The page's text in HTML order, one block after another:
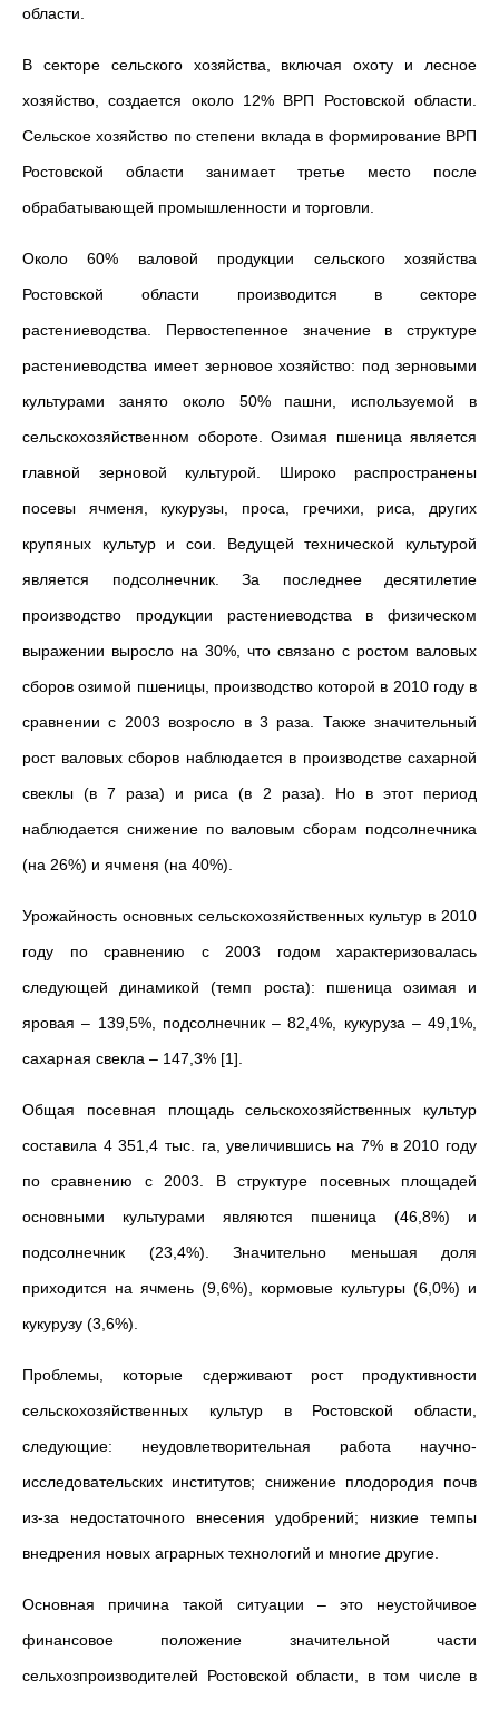
области.
В секторе сельского хозяйства, включая охоту и лесное
хозяйство, создается около 12% ВРП Ростовской области.
Сельское хозяйство по степени вклада в формирование ВРП
Ростовской области занимает третье место после
обрабатывающей промышленности и торговли.
Около 60% валовой продукции сельского хозяйства
Ростовской области производится в секторе
растениеводства. Первостепенное значение в структуре
растениеводства имеет зерновое хозяйство: под зерновыми
культурами занято около 50% пашни, используемой в
сельскохозяйственном обороте. Озимая пшеница является
главной зерновой культурой. Широко распространены
посевы ячменя, кукурузы, проса, гречихи, риса, других
крупяных культур и сои. Ведущей технической культурой
является подсолнечник. За последнее десятилетие
производство продукции растениеводства в физическом
выражении выросло на 30%, что связано с ростом валовых
сборов озимой пшеницы, производство которой в 2010 году в
сравнении с 2003 возросло в 3 раза. Также значительный
рост валовых сборов наблюдается в производстве сахарной
свеклы (в 7 раза) и риса (в 2 раза). Но в этот период
наблюдается снижение по валовым сборам подсолнечника
(на 26%) и ячменя (на 40%).
Урожайность основных сельскохозяйственных культур в 2010
году по сравнению с 2003 годом характеризовалась
следующей динамикой (темп роста): пшеница озимая и
яровая – 139,5%, подсолнечник – 82,4%, кукуруза – 49,1%,
сахарная свекла – 147,3% [1].
Общая посевная площадь сельскохозяйственных культур
составила 4 351,4 тыс. га, увеличившись на 7% в 2010 году
по сравнению с 2003. В структуре посевных площадей
основными культурами являются пшеница (46,8%) и
подсолнечник (23,4%). Значительно меньшая доля
приходится на ячмень (9,6%), кормовые культуры (6,0%) и
кукурузу (3,6%).
Проблемы, которые сдерживают рост продуктивности
сельскохозяйственных культур в Ростовской области,
следующие: неудовлетворительная работа научно-
исследовательских институтов; снижение плодородия почв
из-за недостаточного внесения удобрений; низкие темпы
внедрения новых аграрных технологий и многие другие.
Основная причина такой ситуации – это неустойчивое
финансовое положение значительной части
сельхозпроизводителей Ростовской области, в том числе в